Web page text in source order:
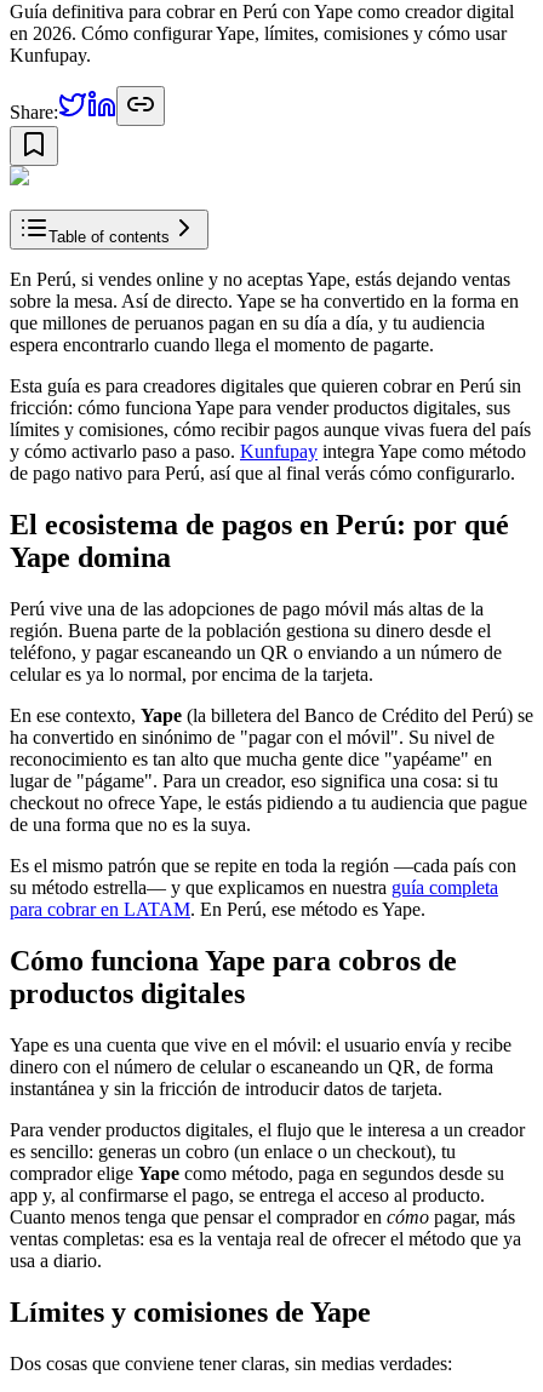
Guía definitiva para cobrar en Perú con Yape como creador digital
en 2026. Cómo configurar Yape, límites, comisiones y cómo usar
Kunfupay.
Share:
Table of contents
En Perú, si vendes online y no aceptas Yape, estás dejando ventas
sobre la mesa. Así de directo. Yape se ha convertido en la forma en
que millones de peruanos pagan en su día a día, y tu audiencia
espera encontrarlo cuando llega el momento de pagarte.
Esta guía es para creadores digitales que quieren cobrar en Perú sin
fricción: cómo funciona Yape para vender productos digitales, sus
límites y comisiones, cómo recibir pagos aunque vivas fuera del país
y cómo activarlo paso a paso. Kunfupay integra Yape como método
de pago nativo para Perú, así que al final verás cómo configurarlo.
El ecosistema de pagos en Perú: por qué
Yape domina
Perú vive una de las adopciones de pago móvil más altas de la
región. Buena parte de la población gestiona su dinero desde el
teléfono, y pagar escaneando un QR o enviando a un número de
celular es ya lo normal, por encima de la tarjeta.
En ese contexto, Yape (la billetera del Banco de Crédito del Perú) se
ha convertido en sinónimo de "pagar con el móvil". Su nivel de
reconocimiento es tan alto que mucha gente dice "yapéame" en
lugar de "págame". Para un creador, eso significa una cosa: si tu
checkout no ofrece Yape, le estás pidiendo a tu audiencia que pague
de una forma que no es la suya.
Es el mismo patrón que se repite en toda la región —cada país con
su método estrella— y que explicamos en nuestra guía completa
para cobrar en LATAM. En Perú, ese método es Yape.
Cómo funciona Yape para cobros de
productos digitales
Yape es una cuenta que vive en el móvil: el usuario envía y recibe
dinero con el número de celular o escaneando un QR, de forma
instantánea y sin la fricción de introducir datos de tarjeta.
Para vender productos digitales, el flujo que le interesa a un creador
es sencillo: generas un cobro (un enlace o un checkout), tu
comprador elige Yape como método, paga en segundos desde su
app y, al confirmarse el pago, se entrega el acceso al producto.
Cuanto menos tenga que pensar el comprador en cómo pagar, más
ventas completas: esa es la ventaja real de ofrecer el método que ya
usa a diario.
Límites y comisiones de Yape
Dos cosas que conviene tener claras, sin medias verdades: